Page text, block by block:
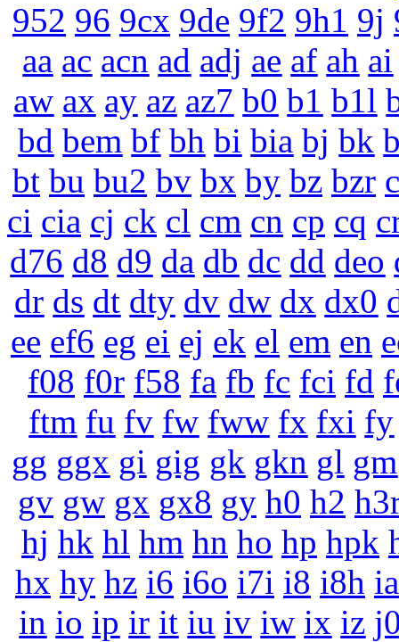
952 96 9cx 9de 9f2 9h1 9j
aa ac acn ad adj ae af ah ai
aw ax ay az az7 b0 b1 b1l
bd bem bf bh bi bia bj bk
bt bu bu2 bv bx by bz bzr
ci cia cj ck cl cm cn cp cq
d76 d8 d9 da db dc dd deo
dr ds dt dty dv dw dx dx0
ee ef6 eg ei ej ek el em en
f08 f0r f58 fa fb fc fci fd
ftm fu fv fw fww fx fxi fy
gg ggx gi gig gk gkn gl gm
gv gw gx gx8 gy h0 h2
hj hk hl hm hn ho hp hpk
hx hy hz i6 i6o i7i i8 i8h ia
in io ip ir it iu iv iw ix iz